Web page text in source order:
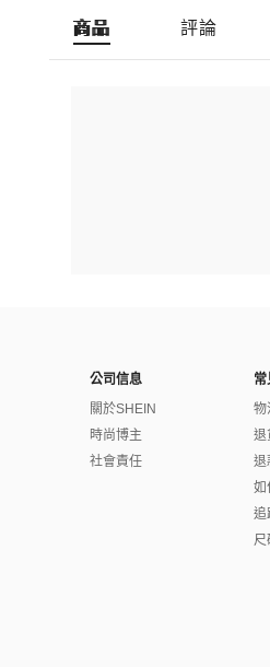
商品 評論
公司信息
關於SHEIN
時尚博主
社會責任
常
物
退
退
如
追
尺